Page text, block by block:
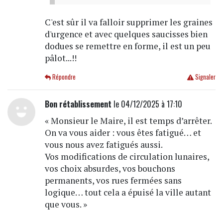
C'est sûr il va falloir supprimer les graines
d'urgence et avec quelques saucisses bien
dodues se remettre en forme, il est un peu
pâlot...!!
Signaler
Répondre
Bon rétablissement le 04/12/2025 à 17:10
« Monsieur le Maire, il est temps d’arrêter.
On va vous aider : vous êtes fatigué… et
vous nous avez fatigués aussi.
Vos modifications de circulation lunaires,
vos choix absurdes, vos bouchons
permanents, vos rues fermées sans
logique… tout cela a épuisé la ville autant
que vous. »